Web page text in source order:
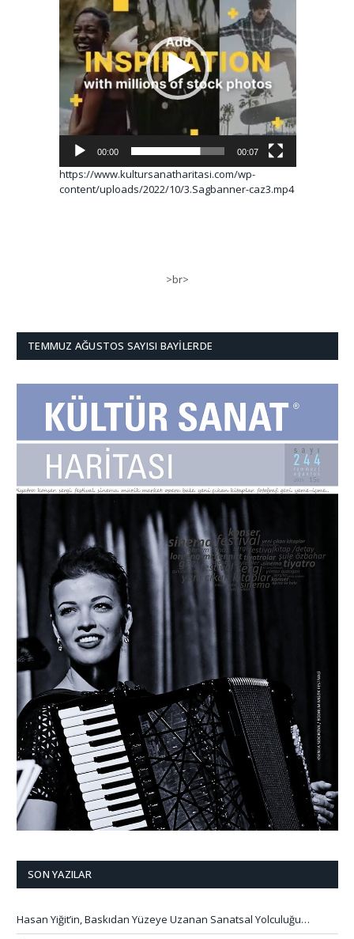
00:00 00:07
https://www.kultursanatharitasi.com/wp-
content/uploads/2022/10/3.Sagbanner-caz3.mp4
>br>
TEMMUZ AĞUSTOS SAYISI BAYILERDE
SON YAZILAR
Hasan Yiğit’in, Baskıdan Yüzeye Uzanan Sanatsal Yolculuğu…